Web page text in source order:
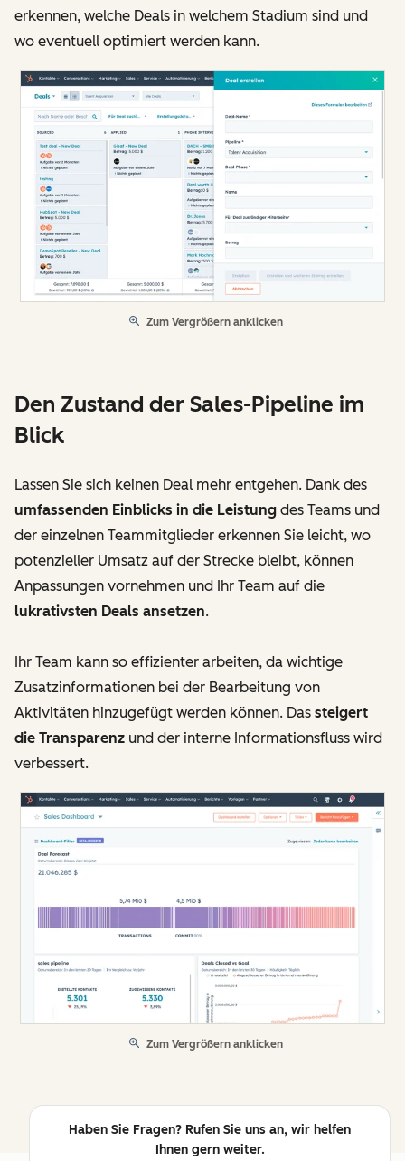
erkennen, welche Deals in welchem Stadium sind und
wo eventuell optimiert werden kann.
Zum Vergrößern anklicken
Den Zustand der Sales-Pipeline im
Blick
Lassen Sie sich keinen Deal mehr entgehen. Dank des
umfassenden Einblicks in die Leistung des Teams und
der einzelnen Teammitglieder erkennen Sie leicht, wo
potenzieller Umsatz auf der Strecke bleibt, können
Anpassungen vornehmen und Ihr Team auf die
lukrativsten Deals ansetzen.
Ihr Team kann so effizienter arbeiten, da wichtige
Zusatzinformationen bei der Bearbeitung von
Aktivitäten hinzugefügt werden können. Das steigert
die Transparenz und der interne Informationsfluss wird
verbessert.
Zum Vergrößern anklicken
Haben Sie Fragen? Rufen Sie uns an, wir helfen
Ihnen gern weiter.